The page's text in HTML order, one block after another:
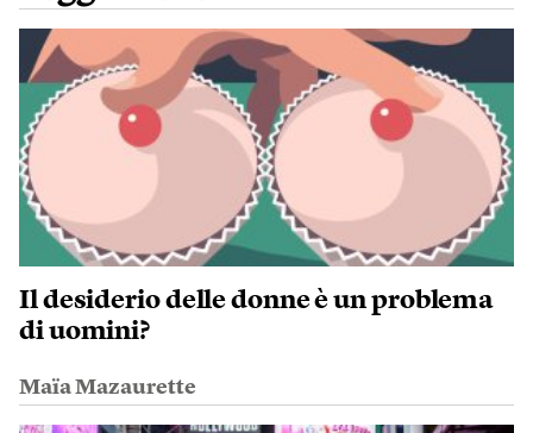
Il desiderio delle donne è un problema
di uomini?
Maïa Mazaurette